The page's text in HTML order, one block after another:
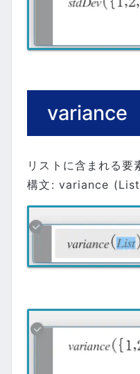
variance
リストに含まれる要
構文: variance